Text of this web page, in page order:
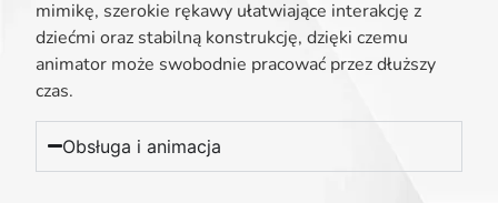
mimikę, szerokie rękawy ułatwiające interakcję z
dziećmi oraz stabilną konstrukcję, dzięki czemu
animator może swobodnie pracować przez dłuższy
czas.
Obsługa i animacja